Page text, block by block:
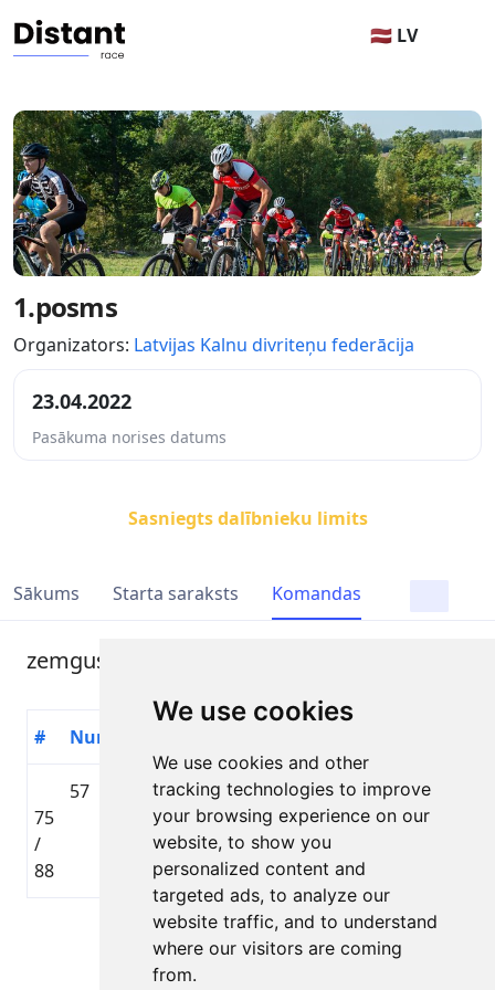
We use cookies
We use cookies and other
tracking technologies to improve
your browsing experience on our
website, to show you
personalized content and
targeted ads, to analyze our
website traffic, and to understand
where our visitors are coming
from.
🇱🇻 LV
1.posms
Organizators: Latvijas Kalnu divriteņu federācija
23.04.2022
Pasākuma norises datums
Sasniegts dalībnieku limits
Sākums Starta saraksts Komandas
zemguss
# Numurs
75
/
88
57
Ervīns
Lasmanis
🇱🇻
LAT
TOYOTA
GRAVEL
DISTANCE
Lapa 1 no 1